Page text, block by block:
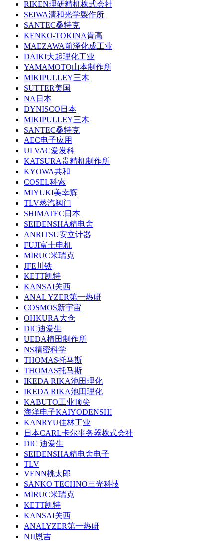
RIKEN理研精机株式会社
SEIWA清和光学製作所
SANTEC桑特克
KENKO-TOKINA肯高
MAEZAWA前泽化成工业
DAIKI大起理化工业
YAMAMOTO山本制作所
MIKIPULLEY三木
SUTTER美国
NA日本
DYNISCO日本
MIKIPULLEY三木
SANTEC桑特克
AEC电子应用
ULVAC爱发科
KATSURA贵精机制作所
KYOWA共和
COSEL科索
MIYUKI美幸辉
TLV蒸汽阀门
SHIMATEC日本
SEIDENSHA精电舍
ANRITSU安立计器
FUJI富士电机
MIRUC米瑞克
JFE川铁
KETT凯特
KANSAI关西
ANAL YZER第一热研
COSMOS新宇宙
OHKURA大仓
DIC迪爱生
UEDA植田制作所
NS精密科学
THOMAS托马斯
THOMAS托马斯
IKEDA RIKA池田理化
IKEDA RIKA池田理化
KABUTO工业顶尖
海洋电子KAIYODENSHI
KANRYU佳林工业
日本CARL卡尔事务器株式会社
DIC 迪爱生
SEIDENSHA精电舍电子
TLV
VENN桃太郎
SANKO TECHNO三光科技
MIRUC米瑞克
KETT凯特
KANSAI关西
ANALYZER第一热研
NJI恩吉